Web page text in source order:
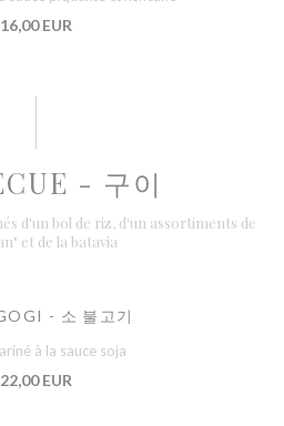
16,00 EUR
- 구이
d'un bol de riz, d'un assortiments de
et de la batavia
- 소 불고기
à la sauce soja
22,00 EUR